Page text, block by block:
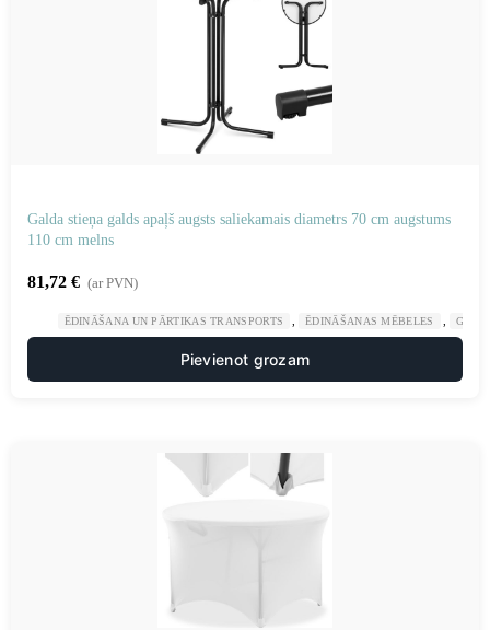
Galda stieņa galds apaļš augsts saliekamais diametrs 70 cm augstums
110 cm melns
81,72 € (ar PVN)
ĒDINĀŠANA UN PĀRTIKAS TRANSPORTS ĒDINĀŠANAS MĒBELES
Pievienot grozam